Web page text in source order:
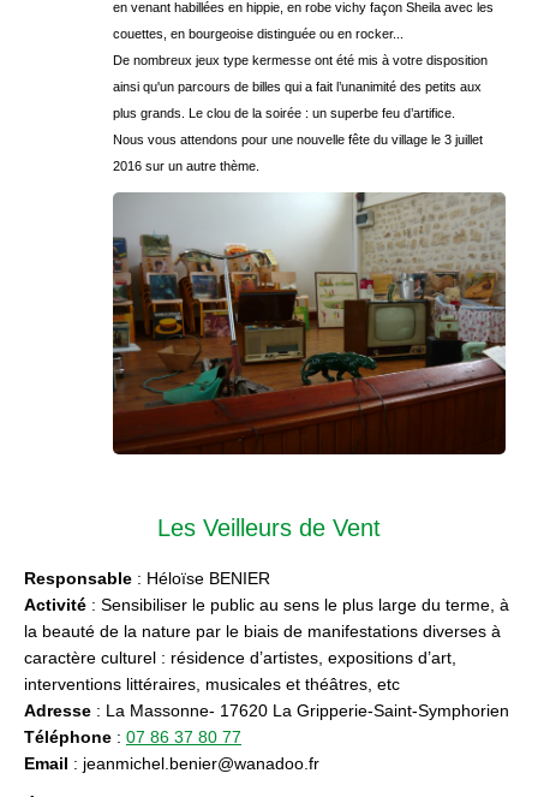
en venant habillées en hippie, en robe vichy façon Sheila avec les
couettes, en bourgeoise distinguée ou en rocker...
De nombreux jeux type kermesse ont été mis à votre disposition
ainsi qu'un parcours de billes qui a fait l’unanimité des petits aux
plus grands. Le clou de la soirée : un superbe feu d’artifice.
Nous vous attendons pour une nouvelle fête du village le 3 juillet
2016 sur un autre thème.
Les Veilleurs de Vent
Responsable : Héloïse BENIER
Activité : Sensibiliser le public au sens le plus large du terme, à
la beauté de la nature par le biais de manifestations diverses à
caractère culturel : résidence d’artistes, expositions d’art,
interventions littéraires, musicales et théâtres, etc
Adresse : La Massonne- 17620 La Gripperie-Saint-Symphorien
Téléphone : 07 86 37 80 77
Email : jeanmichel.benier@wanadoo.fr